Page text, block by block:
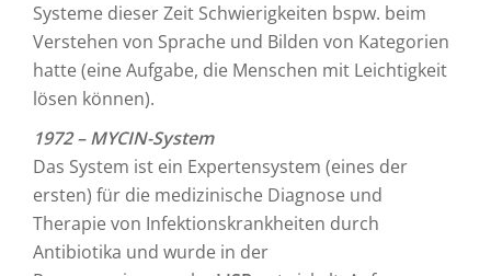
Systeme dieser Zeit Schwierigkeiten bspw. beim
Verstehen von Sprache und Bilden von Kategorien
hatte (eine Aufgabe, die Menschen mit Leichtigkeit
lösen können).
1972 – MYCIN-System
Das System ist ein Expertensystem (eines der
ersten) für die medizinische Diagnose und
Therapie von Infektionskrankheiten durch
Antibiotika und wurde in der